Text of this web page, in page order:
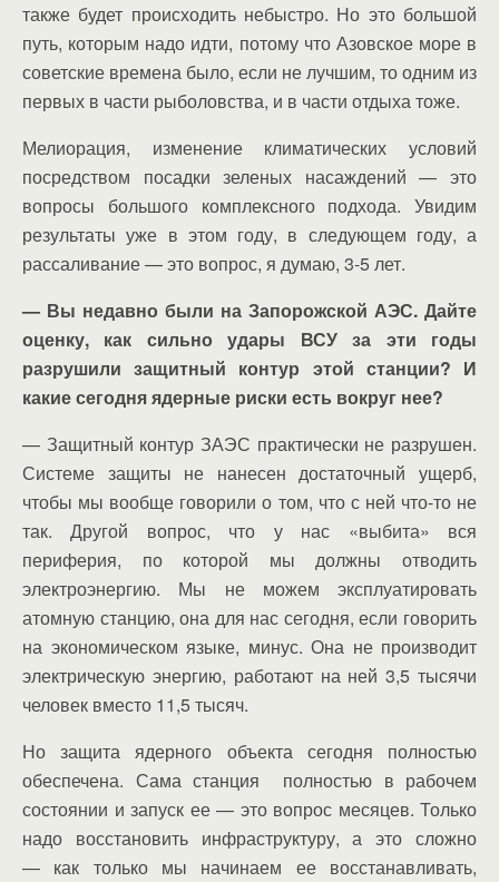
также будет происходить небыстро. Но это большой
путь, которым надо идти, потому что Азовское море в
советские времена было, если не лучшим, то одним из
первых в части рыболовства, и в части отдыха тоже.
Мелиорация, изменение климатических условий
посредством посадки зеленых насаждений — это
вопросы большого комплексного подхода. Увидим
результаты уже в этом году, в следующем году, а
рассаливание — это вопрос, я думаю, 3-5 лет.
— Вы недавно были на Запорожской АЭС. Дайте
оценку, как сильно удары ВСУ за эти годы
разрушили защитный контур этой станции? И
какие сегодня ядерные риски есть вокруг нее?
— Защитный контур ЗАЭС практически не разрушен.
Системе защиты не нанесен достаточный ущерб,
чтобы мы вообще говорили о том, что с ней что-то не
так. Другой вопрос, что у нас «выбита» вся
периферия, по которой мы должны отводить
электроэнергию. Мы не можем эксплуатировать
атомную станцию, она для нас сегодня, если говорить
на экономическом языке, минус. Она не производит
электрическую энергию, работают на ней 3,5 тысячи
человек вместо 11,5 тысяч.
Но защита ядерного объекта сегодня полностью
обеспечена. Сама станция полностью в рабочем
состоянии и запуск ее — это вопрос месяцев. Только
надо восстановить инфраструктуру, а это сложно
— как только мы начинаем ее восстанавливать,